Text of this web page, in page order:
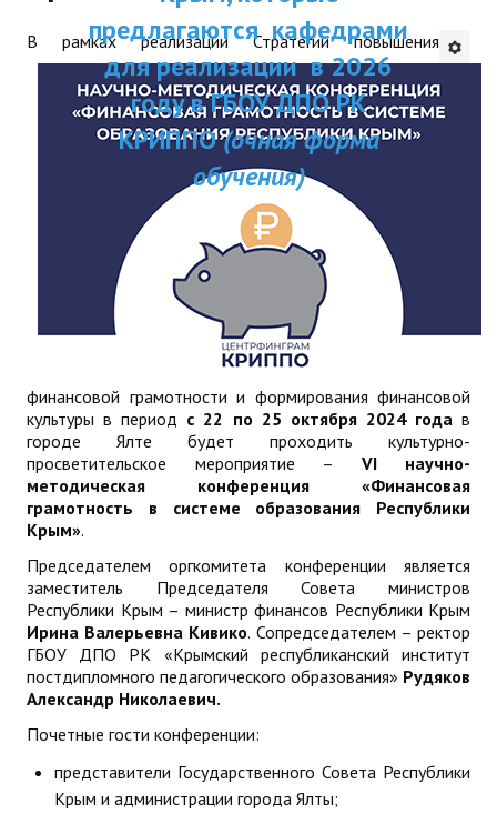
Профессиональная переподготовка
Повышение квалификации
ДПП ПК:
Актуальное
занятий
предлагаются кафедрами
для реализации в 2026
году в ГБОУ ДПО РК
КРИППО(очная форма
обучения)
В рамках реализации Стратегии повышения
финансовой грамотности и формирования финансовой
культуры в период с 22 по 25 октября 2024 годав
городе Ялте будет проходить культурно-
просветительское мероприятие – VI научно-
методическая конференция «Финансовая
грамотность в системе образования Республики
Крым».
Председателем оргкомитета конференции является
заместитель Председателя Совета министров
Республики Крым – министр финансов Республики Крым
Ирина Валерьевна Кивико. Сопредседателем – ректор
ГБОУ ДПО РК «Крымский республиканский институт
постдипломного педагогического образования» Рудяков
Александр Николаевич.
Почетные гости конференции:
представители Государственного Совета Республики
Крым и администрации города Ялты;